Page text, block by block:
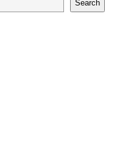
Search